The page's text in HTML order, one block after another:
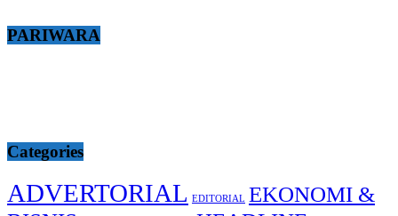
PARIWARA
Categories
ADVERTORIAL EDITORIAL EKONOMI &